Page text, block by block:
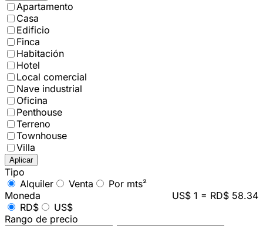
Apartamento
Casa
Edificio
Finca
Habitación
Hotel
Local comercial
Nave industrial
Oficina
Penthouse
Terreno
Townhouse
Villa
Aplicar
Tipo
Alquiler
Venta
Por mts²
Moneda
US$ 1 = RD$ 58.34
RD$
US$
Rango de precio